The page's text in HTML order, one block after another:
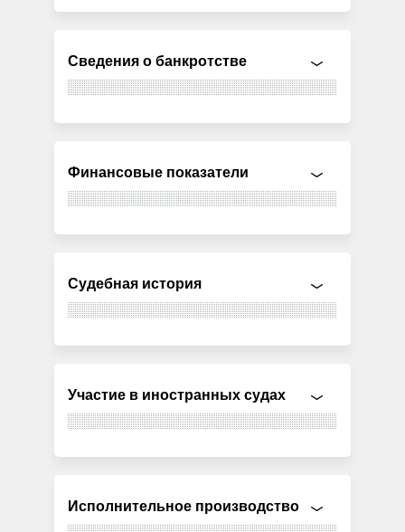
Сведения о банкротстве
Финансовые показатели
Судебная история
Участие в иностранных судах
Исполнительное производство